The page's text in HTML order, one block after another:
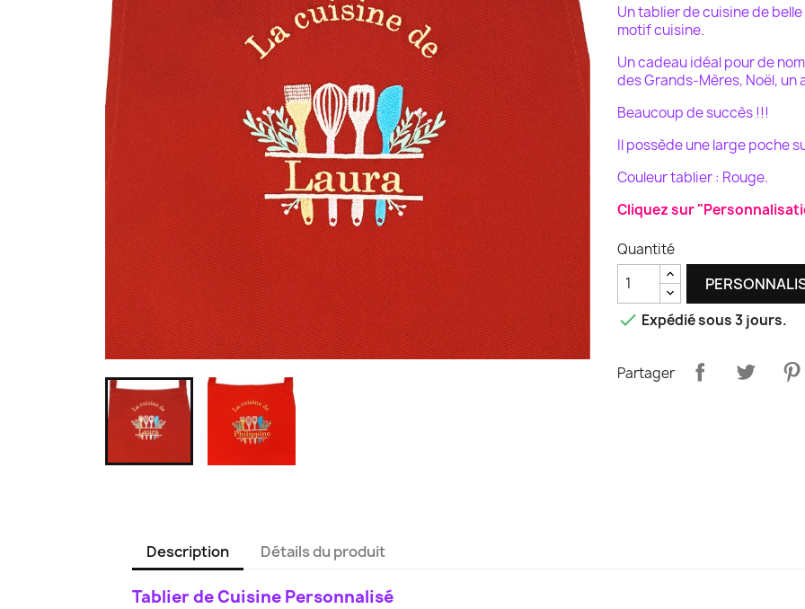
Un tablier de cuisine de
motif cuisine.
Un cadeau idéal pour de
des Grands-Mères, Noël, un
Beaucoup de succès !!!
Il possède une large poche
Couleur tablier : Rouge.
Cliquez sur
Quantité
 Expédié sous 3 jours.
Partager
Description Détails du produit
Tablier de Cuisine Personnalisé